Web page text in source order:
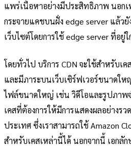
แพร่เนื้อหาอย่างมีประสิทธิภาพ นอกเ
กระจายแคชบนฝั่ง edge server แล้วยั
เว็บไซต์โดยการใช้ edge server ที่อยู่
โดยทั่วไป บริการ CDN จะใช้สำหรับเ
และมีภาระบนเว็บเซิร์ฟเวอร์ขนาดใ
ไฟล์ขนาดใหญ่ เช่น วิดีโอและรูปภาพ
เคสที่ต้องการให้มีการแสดงผลอย่างรว
ประเทศ ซึ่งเราสามารถใช้ Amazon
สำหรับเคสเหล่านี้ได้ นอกจากนี้ เอกลั